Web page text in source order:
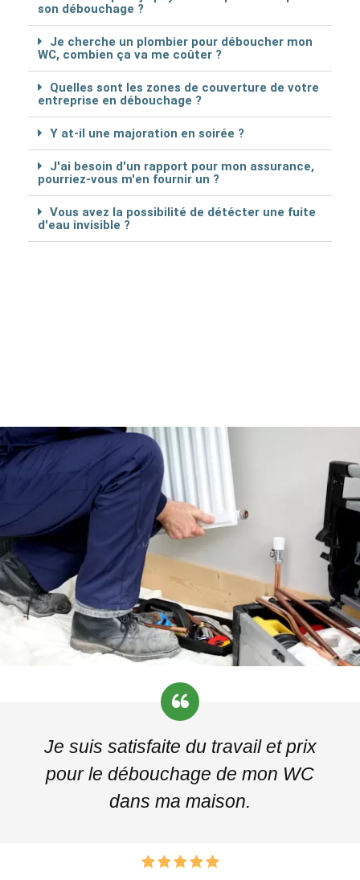
son débouchage ?
Je cherche un plombier pour déboucher mon
WC, combien ça va me coûter ?
Quelles sont les zones de couverture de votre
entreprise en débouchage ?
Y at-il une majoration en soirée ?
J'ai besoin d'un rapport pour mon assurance,
pourriez-vous m'en fournir un ?
Vous avez la possibilité de détécter une fuite
d'eau invisible ?
Je suis satisfaite du travail et prix
pour le débouchage de mon WC
dans ma maison.